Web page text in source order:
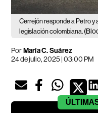
Cerrejón responde a Petro y
legislación colombiana.
PorMaría C. Suárez
24 de julio, 2025 | 03:00 PM